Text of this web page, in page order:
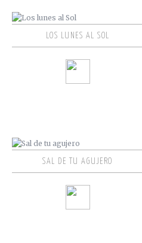
LOS LUNES AL SOL
SAL DE TU AGUJERO